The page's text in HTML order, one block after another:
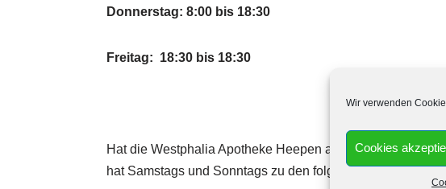
Wir verwenden
Cookies
Donnerstag: 8:00 bis 18:30
Freitag: 18:30 bis 18:30
Hat die Westphalia Apotheke Heepen auch am
hat Samstags und Sonntags zu den folgenden Uhrzeiten